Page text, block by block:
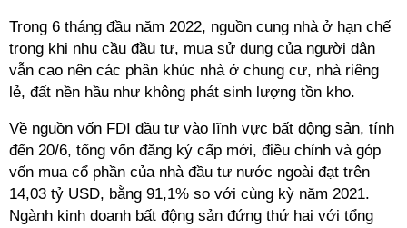
Trong 6 tháng đầu năm 2022, nguồn cung nhà ở hạn chế
trong khi nhu cầu đầu tư, mua sử dụng của người dân
vẫn cao nên các phân khúc nhà ở chung cư, nhà riêng
lẻ, đất nền hầu như không phát sinh lượng tồn kho.
Về nguồn vốn FDI đầu tư vào lĩnh vực bất động sản, tính
đến 20/6, tổng vốn đăng ký cấp mới, điều chỉnh và góp
vốn mua cổ phần của nhà đầu tư nước ngoài đạt trên
14,03 tỷ USD, bằng 91,1% so với cùng kỳ năm 2021.
Ngành kinh doanh bất động sản đứng thứ hai với tổng